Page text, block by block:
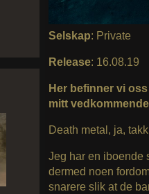
Selskap: Private
Release: 16.08.19
Her befinner vi
mitt
Death metal, ja,
Jeg har en iboende
dermed noen
snarere slik at de